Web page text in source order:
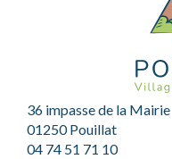
36 impasse de la Mairie
01250 Pouillat
04 74 51 71 10